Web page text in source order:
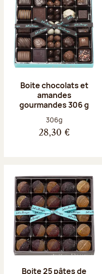
Boite chocolats et
amandes
gourmandes 306 g
Poids net :
306g
28,30 €
Boite 25 pâtes de